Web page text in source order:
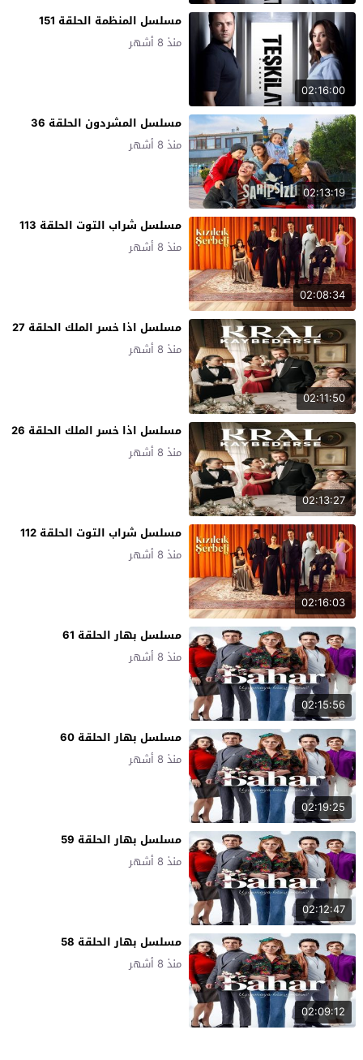
02:16:00
مسلسل المنظمة الحلقة 151
منذ 8 أشهر
02:13:19
مسلسل المشردون الحلقة 36
منذ 8 أشهر
02:08:34
مسلسل شراب التوت الحلقة 113
منذ 8 أشهر
02:11:50
مسلسل اذا خسر الملك الحلقة 27
منذ 8 أشهر
02:13:27
مسلسل اذا خسر الملك الحلقة 26
منذ 8 أشهر
02:16:03
مسلسل شراب التوت الحلقة 112
منذ 8 أشهر
02:15:56
مسلسل بهار الحلقة 61
منذ 8 أشهر
02:19:25
مسلسل بهار الحلقة 60
منذ 8 أشهر
02:12:47
مسلسل بهار الحلقة 59
منذ 8 أشهر
02:09:12
مسلسل بهار الحلقة 58
منذ 8 أشهر